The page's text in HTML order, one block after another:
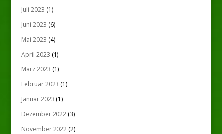
Juli 2023 (1)
Juni 2023 (6)
Mai 2023 (4)
April 2023 (1)
März 2023 (1)
Februar 2023 (1)
Januar 2023 (1)
Dezember 2022(3)
November 2022(2)